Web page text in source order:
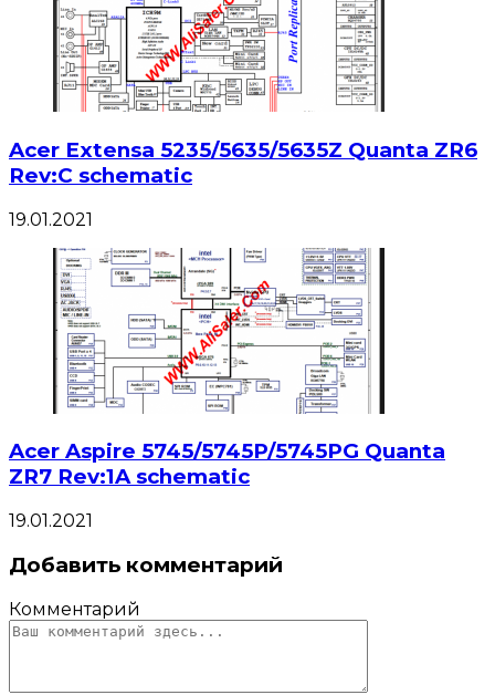
Acer Extensa 5235/5635/5635Z Quanta ZR6
Rev:C schematic
19.01.2021
Acer Aspire 5745/5745P/5745PG Quanta
ZR7 Rev:1A schematic
19.01.2021
Добавить комментарий
Комментарий